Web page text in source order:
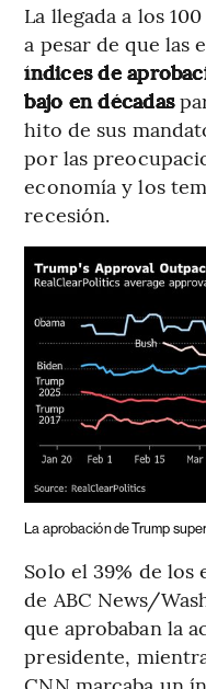
La llegada a los
a pesar de que las
índices de
bajo en décadas
hito de sus
por las
economía y los
recesión.
La aprobación de Trump
Solo el 39% de los
de ABC News/
que aprobaban la
presidente,